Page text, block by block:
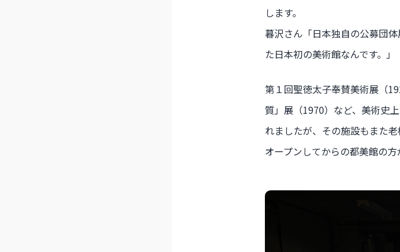
します。
暮沢さん「日本独自の公募団
た日本初の美術館なんです。」
第１回聖徳太子奉賛美術展（
質」展（1970）など、美術史
れましたが、その施設もまた
オープンしてからの都美館の